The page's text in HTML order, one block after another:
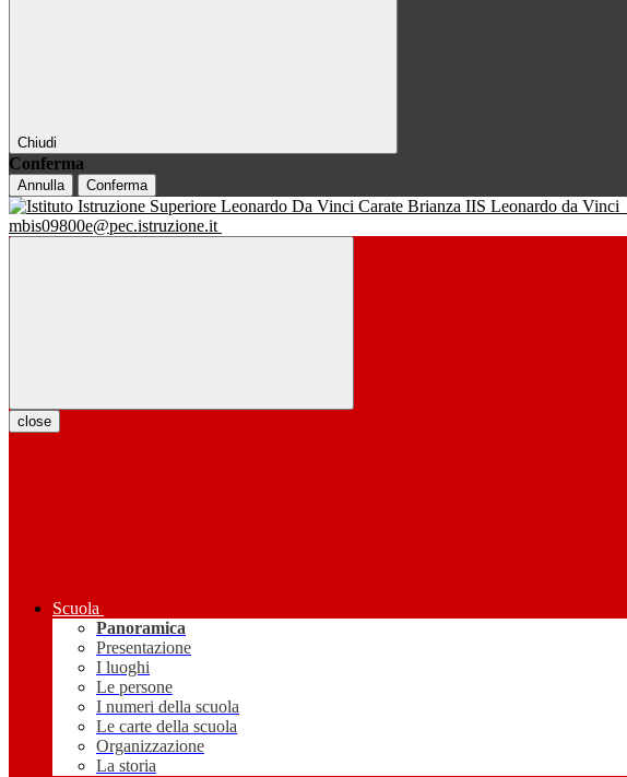
Chiudi
Conferma
Annulla Conferma
IIS Leonardo da Vinci
mbis09800e@pec.istruzione.it
close
Scuola
Panoramica
Presentazione
I luoghi
Le persone
I numeri della scuola
Le carte della scuola
Organizzazione
La storia